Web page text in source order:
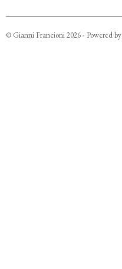
© Gianni Francioni2026- Powered by